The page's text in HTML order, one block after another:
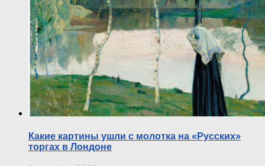
Какие картины ушли с молотка на «Русских»
торгах в Лондоне